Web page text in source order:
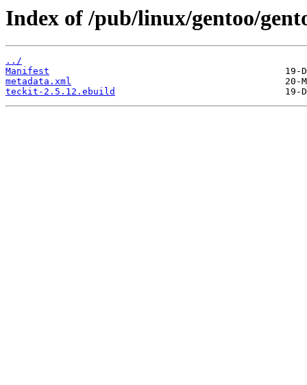
Index of /pub/linux/gentoo/
../
Manifest
metadata.xml
teckit-2.5.12.ebuild